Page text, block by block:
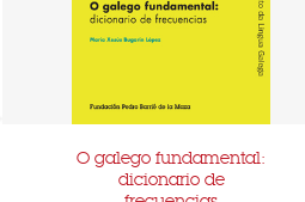
O galego fundamental:
dicionario de